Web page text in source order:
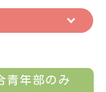
青年部のみ